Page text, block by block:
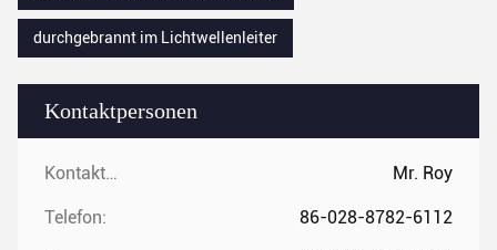
Kontaktpersonen
Kontaktpersonen: Mr. Roy
Telefon: 86-028-8782-6112
durchgebrannt im Lichtwellenleiter